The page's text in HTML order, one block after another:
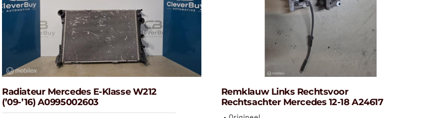
Radiateur Mercedes E-Klasse W212
(’09-’16) A0995002603
Remklauw Links Rechtsvoor
Rechtsachter Mercedes 12-18 A24617